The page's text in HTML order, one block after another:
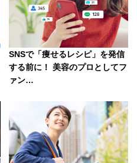
SNSで「痩せるレシピ」を発信
する前に！ 美容のプロとしてフ
ァン…